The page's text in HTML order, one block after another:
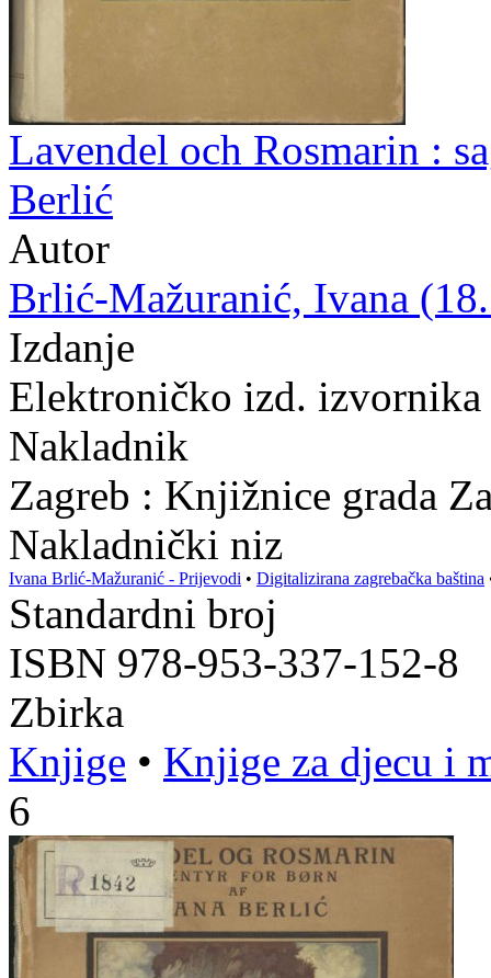
Lavendel och Rosmarin :
Berlić
Autor
Brlić-Mažuranić, Ivana
Izdanje
Elektroničko izd.
Nakladnik
Zagreb : Knjižnice grada
Nakladnički niz
Ivana Brlić-Mažuranić - Prijevodi • Digitalizirana zagrebačka baština
Standardni broj
ISBN 978-953-337-152-8
Zbirka
Knjige • Knjige za djecu i
6